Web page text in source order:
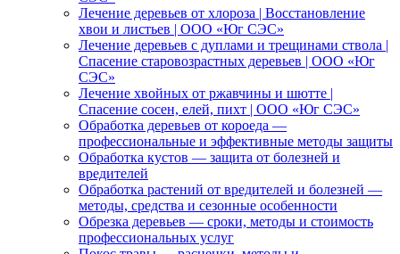
Лечение деревьев от хлороза | Восстановление
хвои и листьев | ООО «Юг СЭС»
Лечение деревьев с дуплами и трещинами ствола |
Спасение старовозрастных деревьев | ООО «Юг
СЭС»
Лечение хвойных от ржавчины и шютте |
Спасение сосен, елей, пихт | ООО «Юг СЭС»
Обработка деревьев от короеда —
профессиональные и эффективные методы защиты
Обработка кустов — защита от болезней и
вредителей
Обработка растений от вредителей и болезней —
методы, средства и сезонные особенности
Обрезка деревьев — сроки, методы и стоимость
профессиональных услуг